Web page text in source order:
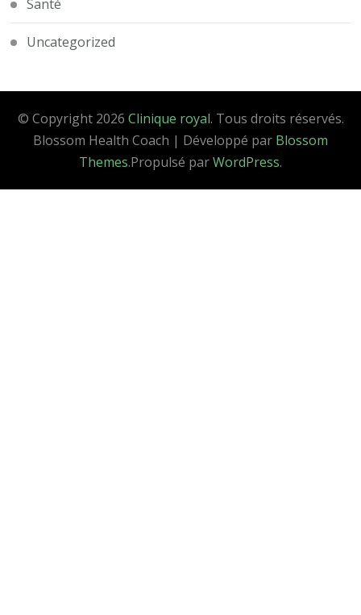
Santé
Uncategorized
© Copyright 2026 Clinique royal. Tous droits réservés.
Blossom Health Coach | Développé par Blossom
Themes.Propulsé parWordPress.